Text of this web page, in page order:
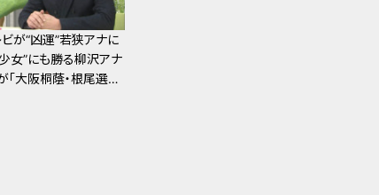
が“凶運”若狭アナに
女”にも勝る柳沢アナ
大阪桐蔭・根尾選手